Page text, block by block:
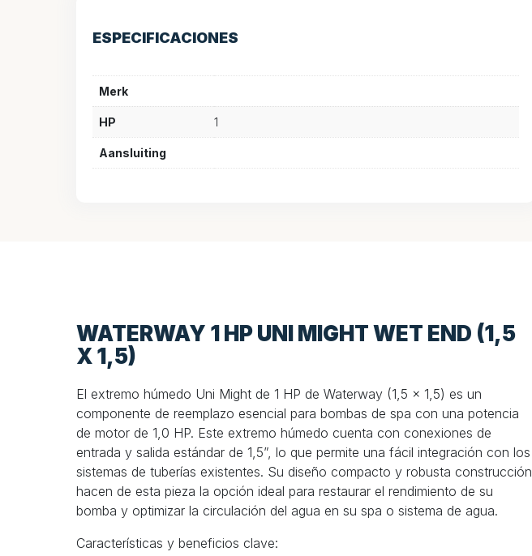
ESPECIFICACIONES
Merk
HP 1
Aansluiting
WATERWAY 1 HP UNI MIGHT WET END (1,5
X 1,5)
El extremo húmedo Uni Might de 1 HP de Waterway (1,5 x 1,5) es un
componente de reemplazo esencial para bombas de spa con una potencia
de motor de 1,0 HP. Este extremo húmedo cuenta con conexiones de
entrada y salida estándar de 1,5”, lo que permite una fácil integración con los
sistemas de tuberías existentes. Su diseño compacto y robusta construcción
hacen de esta pieza la opción ideal para restaurar el rendimiento de su
bomba y optimizar la circulación del agua en su spa o sistema de agua.
Características y beneficios clave: